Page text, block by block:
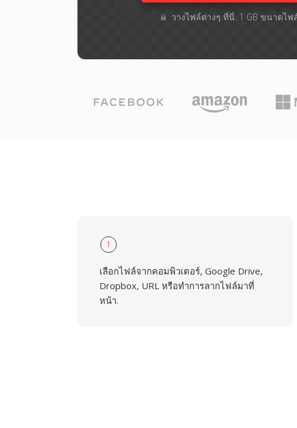
วางไฟล์ต่างๆ​ ที่นี่. 1 GB ขนาดไฟ
1
เลือกไฟล์จากคอมพิวเตอร์, Google Drive,
Dropbox, URL หรือทำการลากไฟล์มาที่
หน้า.